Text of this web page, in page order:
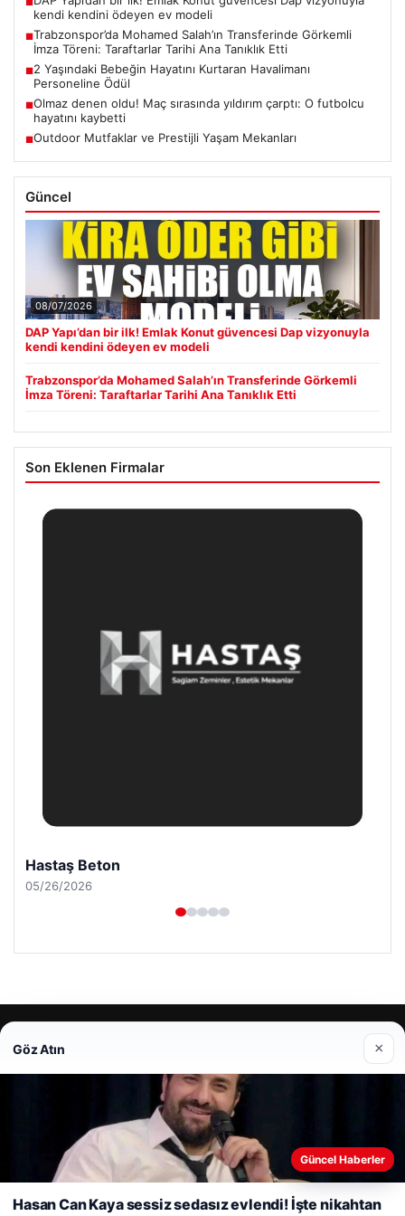
kendi kendini ödeyen ev modeli
■Trabzonspor’da Mohamed Salah’ın Transferinde Görkemli
İmza Töreni: Taraftarlar Tarihi Ana Tanıklık Etti
■2 Yaşındaki Bebeğin Hayatını Kurtaran Havalimanı
Personeline Ödül
■Olmaz denen oldu! Maç sırasında yıldırım çarptı: O futbolcu
hayatını kaybetti
■Outdoor Mutfaklar ve Prestijli Yaşam Mekanları
Güncel
08/07/2026
DAP Yapı’dan bir ilk! Emlak Konut güvencesi Dap vizyonuyla
kendi kendini ödeyen ev modeli
Trabzonspor’da Mohamed Salah’ın Transferinde Görkemli
İmza Töreni: Taraftarlar Tarihi Ana Tanıklık Etti
Son Eklenen Firmalar
Hastaş Beton
05/26/2026
Web sitemizi nasıl kullandığınızı daha iyi anlayabilmek,
deneyiminizi kişiselleştirmek ve geliştirmek amacıyla çerezler
kullanıyoruz.Çerez Politikamız
Göz Atın ×
Güncel Haberler
Hasan Can Kaya sessiz sedasız evlendi! İşte nikahtan